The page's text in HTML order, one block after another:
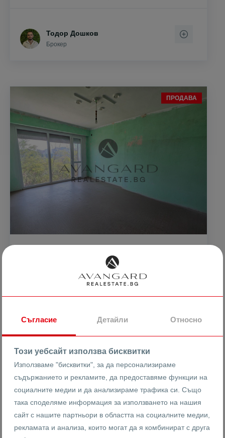
Тодор Дошков
Брокер
ПРОДАВА
Двустаен апартамент / Каменица 1
гр. Пловдив Център ИЗТОК Каменица 1
25793
Реф #
5от6
Етаж
61 m
Площ
Съгласие Детайли Относно
Този уебсайт използва бисквитки
Използваме "бисквитки", за да персонализираме
съдържанието и рекламите, да предоставяме функции на
социалните медии и да анализираме трафика си. Също
така споделяме информация за използването на нашия
сайт с нашите партньори в областта на социалните медии,
рекламата и анализа, които могат да я комбинират с друга